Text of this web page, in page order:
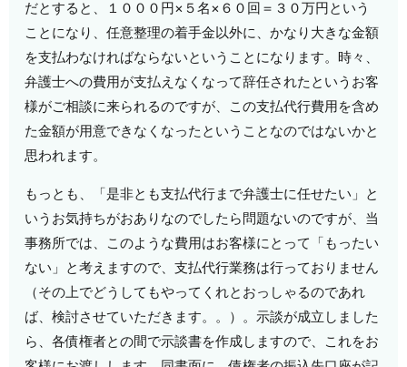
だとすると、１０００円×５名×６０回＝３０万円という
ことになり、任意整理の着手金以外に、かなり大きな金額
を支払わなければならないということになります。時々、
弁護士への費用が支払えなくなって辞任されたというお客
様がご相談に来られるのですが、この支払代行費用を含め
た金額が用意できなくなったということなのではないかと
思われます。
もっとも、「是非とも支払代行まで弁護士に任せたい」と
いうお気持ちがおありなのでしたら問題ないのですが、当
事務所では、このような費用はお客様にとって「もったい
ない」と考えますので、支払代行業務は行っておりません
（その上でどうしてもやってくれとおっしゃるのであれ
ば、検討させていただきます。。）。示談が成立しました
ら、各債権者との間で示談書を作成しますので、これをお